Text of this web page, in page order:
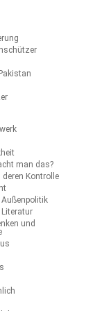
man das?
Kontrolle
und